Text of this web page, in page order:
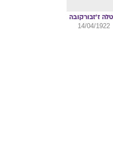
ז'זבורקובה
14/04/1922